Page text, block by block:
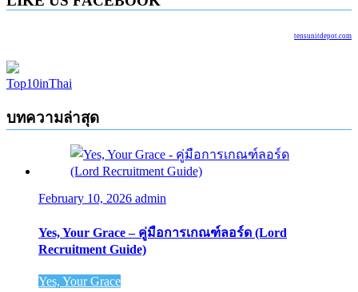
tensunitdepot.com
Top10inThai
บทความล่าสุด
February 10, 2026 admin
Yes, Your Grace – คู่มือการเกณฑ์ลอร์ด (Lord
Recruitment Guide)
Yes, Your Grace